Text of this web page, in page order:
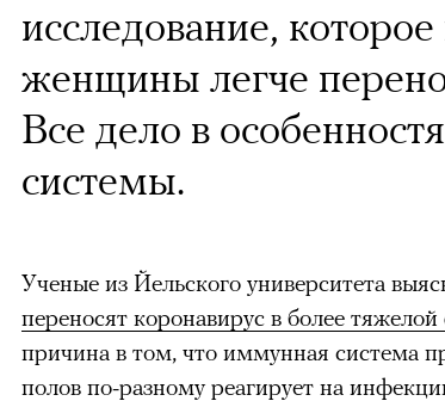
исследование,
женщины легче
Все дело в
системы.
Ученые из Йельского университета
переносят коронавирус в более
причина в том, что иммунная система
полов по-разному реагирует на